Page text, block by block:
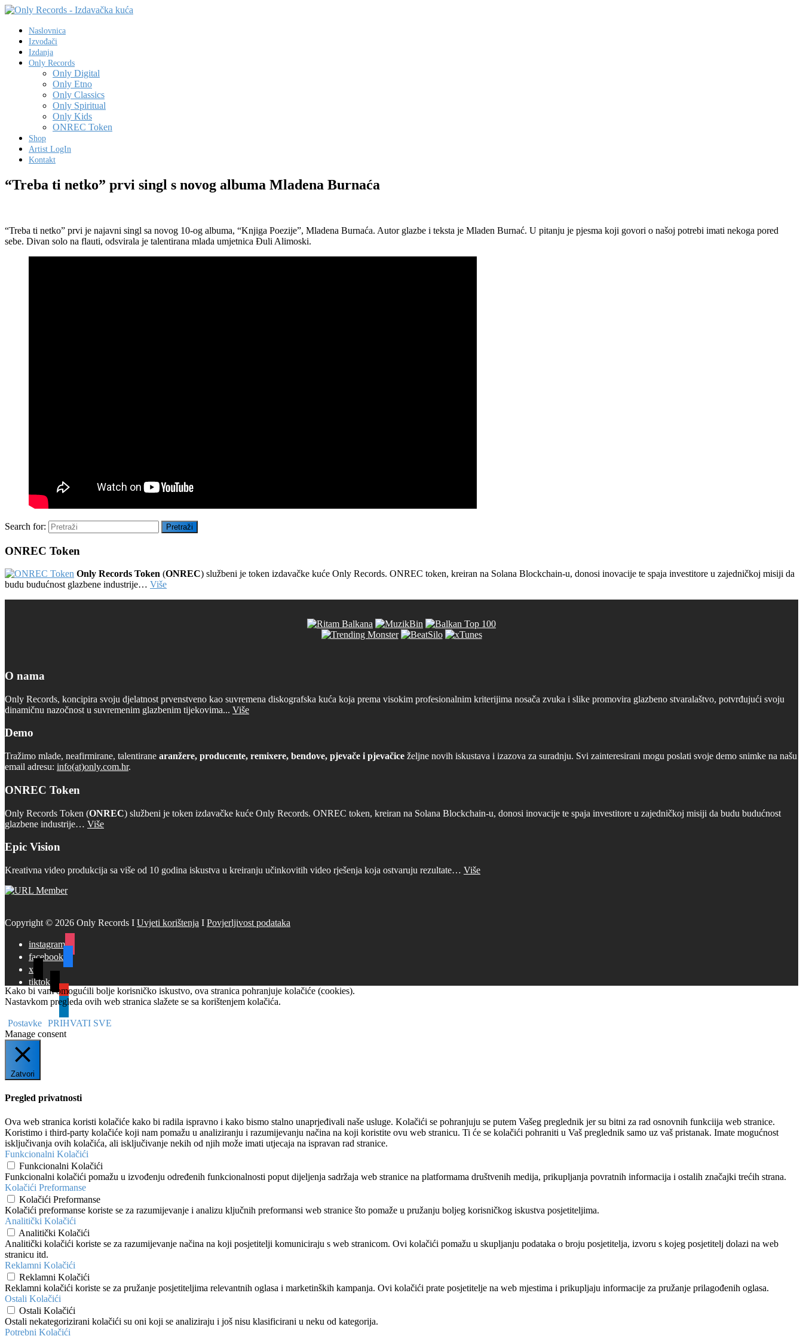
Naslovnica
Izvođači
Izdanja
Only Records
Only Digital
Only Etno
Only Classics
Only Spiritual
Only Kids
ONREC Token
Shop
Artist LogIn
Kontakt
“Treba ti netko” prvi singl s novog albuma Mladena Burnaća
“Treba ti netko” prvi je najavni singl sa novog 10-og albuma, “Knjiga Poezije”, Mladena Burnaća. Autor glazbe i teksta je Mladen Burnać. U pitanju je pjesma koji govori o našoj potrebi imati nekoga pored
sebe. Divan solo na flauti, odsvirala je talentirana mlada umjetnica Đuli Alimoski.
Search for: Pretraži
ONREC Token
Only Records Token (ONREC) službeni je token izdavačke kuće Only Records. ONREC token, kreiran na Solana Blockchain-u, donosi inovacije te spaja investitore u zajedničkoj misiji da
budu budućnost glazbene industrije… Više
O nama
Only Records, koncipira svoju djelatnost prvenstveno kao suvremena diskografska kuća koja prema visokim profesionalnim kriterijima nosača zvuka i slike promovira glazbeno stvaralaštvo, potvrđujući svoju
dinamičnu nazočnost u suvremenim glazbenim tijekovima... Više
Demo
Tražimo mlade, neafirmirane, talentirane aranžere, producente, remixere, bendove, pjevače i pjevačice željne novih iskustava i izazova za suradnju. Svi zainteresirani mogu poslati svoje demo snimke na našu
email adresu: info(at)only.com.hr.
ONREC Token
Only Records Token (ONREC) službeni je token izdavačke kuće Only Records. ONREC token, kreiran na Solana Blockchain-u, donosi inovacije te spaja investitore u zajedničkoj misiji da budu budućnost
glazbene industrije… Više
Epic Vision
Kreativna video produkcija sa više od 10 godina iskustva u kreiranju učinkovitih video rješenja koja ostvaruju rezultate… Više
Copyright © 2026 Only Records I Uvjeti korištenja I Povjerljivost podataka
instagram
facebook
x
tiktok
youtube
linkedin
Kako bi vam omogućili bolje korisničko iskustvo, ova stranica pohranjuje kolačiće (cookies).
Nastavkom pregleda ovih web stranica slažete se sa korištenjem kolačića.
Postavke PRIHVATI SVE
Manage consent
Zatvori
Pregled privatnosti
Ova web stranica koristi kolačiće kako bi radila ispravno i kako bismo stalno unaprjeđivali naše usluge. Kolačići se pohranjuju se putem Vašeg preglednik jer su bitni za rad osnovnih funkciija web stranice.
Koristimo i third-party kolačiće koji nam pomažu u analiziranju i razumijevanju načina na koji koristite ovu web stranicu. Ti će se kolačići pohraniti u Vaš preglednik samo uz vaš pristanak. Imate mogućnost
isključivanja ovih kolačića, ali isključivanje nekih od njih može imati utjecaja na ispravan rad stranice.
Funkcionalni Kolačići
Funkcionalni Kolačići
Funkcionalni kolačići pomažu u izvođenju određenih funkcionalnosti poput dijeljenja sadržaja web stranice na platformama društvenih medija, prikupljanja povratnih informacija i ostalih značajki trećih strana.
Kolačići Preformanse
Kolačići Preformanse
Kolačići preformanse koriste se za razumijevanje i analizu ključnih preformansi web stranice što pomaže u pružanju boljeg korisničkog iskustva posjetiteljima.
Analitički Kolačići
Analitički Kolačići
Analitički kolačići koriste se za razumijevanje načina na koji posjetitelji komuniciraju s web stranicom. Ovi kolačići pomažu u skupljanju podataka o broju posjetitelja, izvoru s kojeg posjetitelj dolazi na web
stranicu itd.
Reklamni Kolačići
Reklamni Kolačići
Reklamni kolačići koriste se za pružanje posjetiteljima relevantnih oglasa i marketinških kampanja. Ovi kolačići prate posjetitelje na web mjestima i prikupljaju informacije za pružanje prilagođenih oglasa.
Ostali Kolačići
Ostali Kolačići
Ostali nekategorizirani kolačići su oni koji se analiziraju i još nisu klasificirani u neku od kategorija.
Potrebni Kolačići